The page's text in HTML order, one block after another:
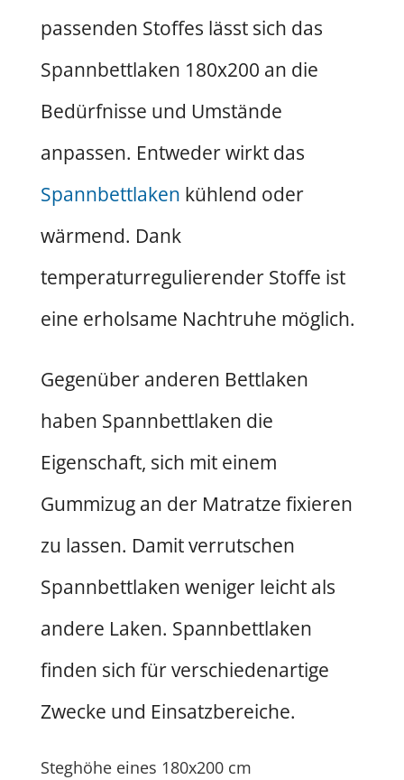
passenden Stoffes lässt sich das
Spannbettlaken 180x200 an die
Bedürfnisse und Umstände
anpassen. Entweder wirkt das
Spannbettlaken kühlend oder
wärmend. Dank
temperaturregulierender Stoffe ist
eine erholsame Nachtruhe möglich.
Gegenüber anderen Bettlaken
haben Spannbettlaken die
Eigenschaft, sich mit einem
Gummizug an der Matratze fixieren
zu lassen. Damit verrutschen
Spannbettlaken weniger leicht als
andere Laken. Spannbettlaken
finden sich für verschiedenartige
Zwecke und Einsatzbereiche.
Steghöhe eines 180x200 cm